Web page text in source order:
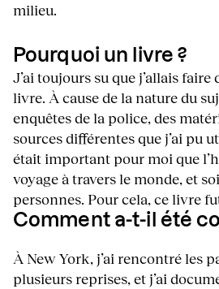
milieu.
Pourquoi un livre ?
J’ai toujours su que j’allais
livre. À cause de la nature du
enquêtes de la police, des
sources différentes que j’ai pu
était important pour moi que
voyage à travers le monde, et
personnes. Pour cela, ce livre
Comment a-t-il été
À New York, j’ai rencontré les
plusieurs reprises, et j’ai